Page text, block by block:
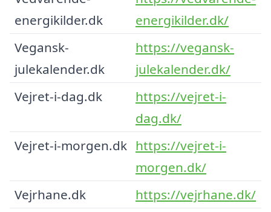
energikilder.dk
energikilder.dk/
Vegansk-
julekalender.dk
https://vegansk-
julekalender.dk/
Vejret-i-dag.dk
https://vejret-i-
dag.dk/
Vejret-i-morgen.dk https://vejret-i-
morgen.dk/
Vejrhane.dk
https://vejrhane.dk/